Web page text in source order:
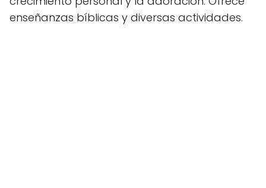
enseñanzas bíblicas y diversas actividades.